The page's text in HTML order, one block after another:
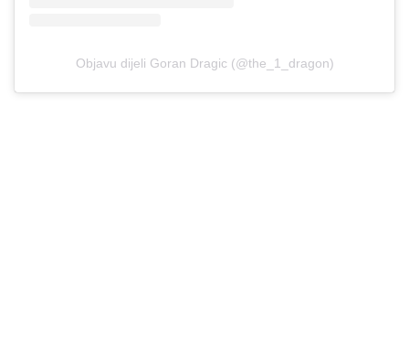
Objavu dijeli Goran Dragic (@the_1_dragon)